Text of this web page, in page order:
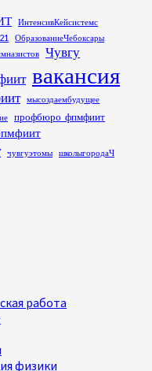
ИнтенсивКейсистемс
ОбразованиеЧебоксары
Чувгу
вакансия
мысоздаембудущее
профбюро_фпмфиит
чувгуэтомы школыгородаЧ
работа
физики